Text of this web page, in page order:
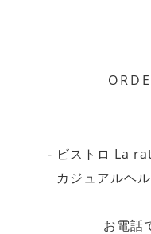
- ビストロ La
カジュアルヘ
お電話